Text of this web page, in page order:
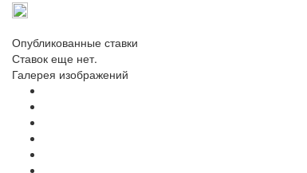
Опубликованные ставки
Ставок еще нет.
Галерея изображений